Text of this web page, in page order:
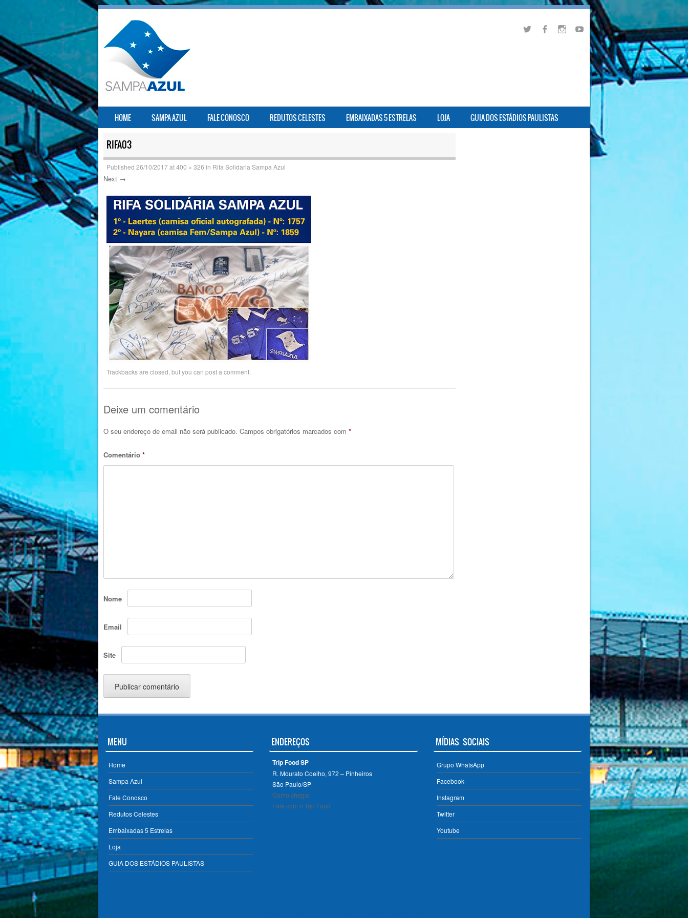
MENU
SKIP TO CONTENT
HOME SAMPA AZUL FALE CONOSCO REDUTOS CELESTES EMBAIXADAS 5 ESTRELAS LOJA GUIA DOS ESTÁDIOS PAULISTAS
RIFA03
Published 26/10/2017at400 × 326 in Rifa Solidaria Sampa Azul
Next →
Trackbacks are closed, but you can post a comment.
Deixe um comentário
O seu endereço de email não será publicado. Campos obrigatórios marcados com *
Comentário *
Nome
Email
Site
MENU
Home
Sampa Azul
Fale Conosco
Redutos Celestes
Embaixadas 5 Estrelas
Loja
GUIA DOS ESTÁDIOS PAULISTAS
ENDEREÇOS
Trip Food SP
R. Mourato Coelho, 972 – Pinheiros
São Paulo/SP ‎
Como chegar
Fale com o Trip Food
MÍDIAS SOCIAIS
Grupo WhatsApp
Facebook
Instagram
Twitter
Youtube